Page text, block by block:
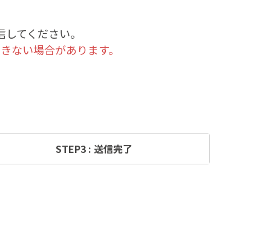
てください。
い場合があります。
STEP3 : 送信完了